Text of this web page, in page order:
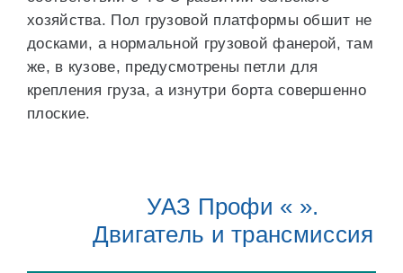
хозяйства. Пол грузовой платформы обшит не
досками, а нормальной грузовой фанерой, там
же, в кузове, предусмотрены петли для
крепления груза, а изнутри борта совершенно
плоские.
УАЗ Профи « ».
Двигатель и трансмиссия